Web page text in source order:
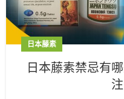
日本藤素
日本藤素禁忌有